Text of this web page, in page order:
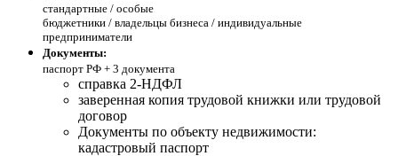
стандартные / особые
бюджетники / владельцы бизнеса / индивидуальные
предприниматели
Документы:
паспорт РФ + 3 документа
справка 2-НДФЛ
заверенная копия трудовой книжки или трудовой
договор
Документы по объекту недвижимости:
кадастровый паспорт